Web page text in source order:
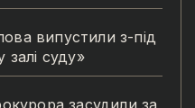
випустили з-під
залі суду»